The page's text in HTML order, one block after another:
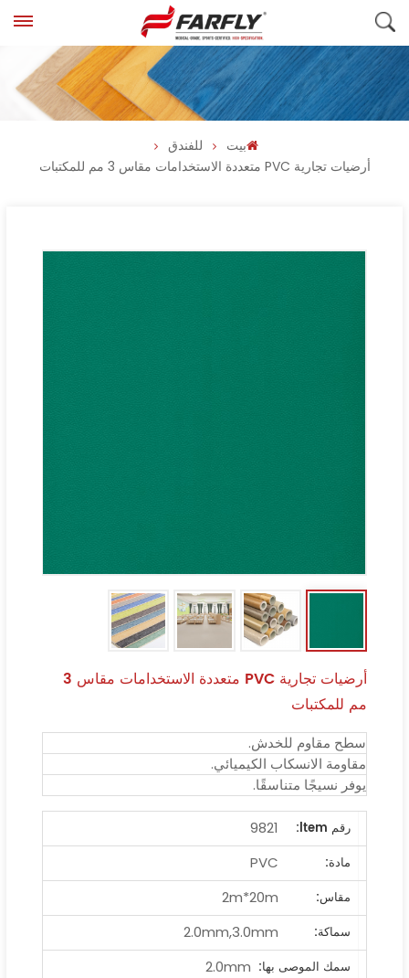
بيت
للفندق
أرضيات تجارية PVC متعددة الاستخدامات مقاس 3 مم للمكتبات
أرضيات تجارية PVC متعددة الاستخدامات مقاس 3
مم للمكتبات
سطح مقاوم للخدش.
مقاومة الانسكاب الكيميائي.
يوفر نسيجًا متناسقًا.
رقم ltem:
9821
مادة:
PVC
مقاس:
2m*20m
سماكة:
2.0mm,3.0mm
سمك الموصى بها: 2.0mm